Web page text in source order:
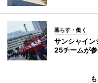
暮らす・働く
サンシャイ
25チームが